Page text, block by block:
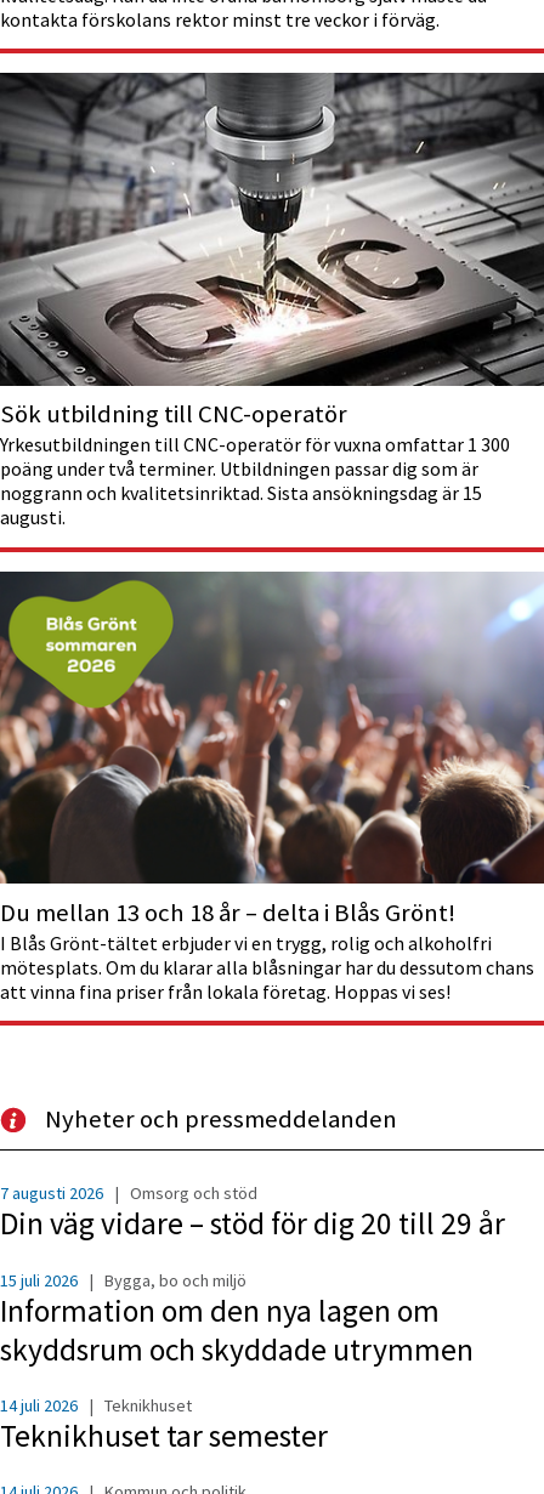
kontakta förskolans rektor minst tre veckor i förväg.
Sök utbildning till CNC-operatör
Yrkesutbildningen till CNC-operatör för vuxna omfattar 1 300
poäng under två terminer. Utbildningen passar dig som är
noggrann och kvalitetsinriktad. Sista ansökningsdag är 15
augusti.
Du mellan 13 och 18 år – delta i Blås Grönt!
I Blås Grönt-tältet erbjuder vi en trygg, rolig och alkoholfri
mötesplats. Om du klarar alla blåsningar har du dessutom chans
att vinna fina priser från lokala företag. Hoppas vi ses!
Nyheter och pressmeddelanden
7 augusti 2026 | Omsorg och stöd
Din väg vidare – stöd för dig 20 till 29 år
15 juli 2026 | Bygga, bo och miljö
Information om den nya lagen om
skyddsrum och skyddade utrymmen
14 juli 2026 | Teknikhuset
Teknikhuset tar semester